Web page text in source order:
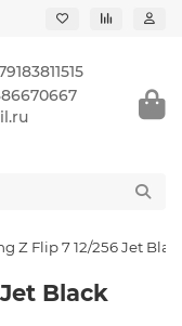
Z Flip 7 12/256 Jet
Black